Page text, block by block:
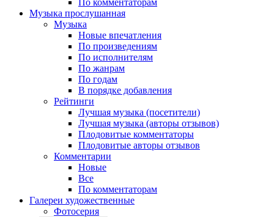
Музыка прослушанная
Музыка
Новые впечатления
По произведениям
По исполнителям
По жанрам
По годам
В порядке добавления
Рейтинги
Лучшая музыка (посетители)
Лучшая музыка (авторы отзывов)
Плодовитые комментаторы
Плодовитые авторы отзывов
Комментарии
Новые
Все
По комментаторам
Галереи художественные
Фотосерия